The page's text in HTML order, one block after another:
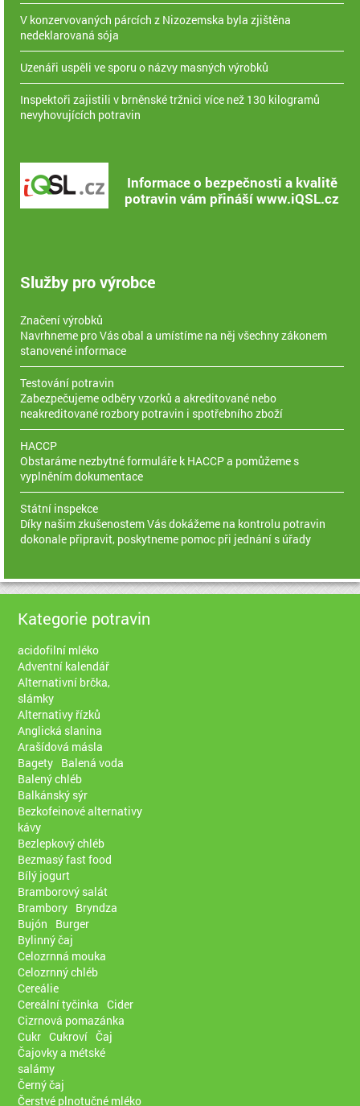
V konzervovaných párcích z Nizozemska byla zjištěna
nedeklarovaná sója
Uzenáři uspěli ve sporu o názvy masných výrobků
Inspektoři zajistili v brněnské tržnici více než 130 kilogramů
nevyhovujících potravin
Informace o bezpečnosti a kvalitě
potravin vám přináší www.iQSL.cz
Služby pro výrobce
Značení výrobků
Navrhneme pro Vás obal a umístíme na něj všechny zákonem
stanovené informace
Testování potravin
Zabezpečujeme odběry vzorků a akreditované nebo
neakreditované rozbory potravin i spotřebního zboží
HACCP
Obstaráme nezbytné formuláře k HACCP a pomůžeme s
vyplněním dokumentace
Státní inspekce
Díky našim zkušenostem Vás dokážeme na kontrolu potravin
dokonale připravit, poskytneme pomoc při jednání s úřady
Kategorie potravin
acidofilní mléko
Adventní kalendář
Alternativní brčka,
slámky
Alternativy řízků
Anglická slanina
Arašídová másla
Bagety Balená voda
Balený chléb
Balkánský sýr
Bezkofeinové alternativy
kávy
Bezlepkový chléb
Bezmasý fast food
Bílý jogurt
Bramborový salát
Brambory Bryndza
Bujón
Burger
Bylinný čaj
Celozrnná mouka
Celozrnný chléb
Cereálie
Cereální tyčinka Cider
Cizrnová pomazánka
Cukr Cukroví Čaj
Čajovky a métské
salámy
Černý čaj
Čerstvé plnotučné mléko